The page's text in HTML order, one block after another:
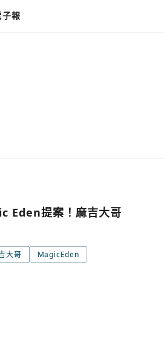
子報
Eden提案！麻吉大哥
大哥
MagicEden
5分鐘，請點擊關閉按鈕或空白處，即可